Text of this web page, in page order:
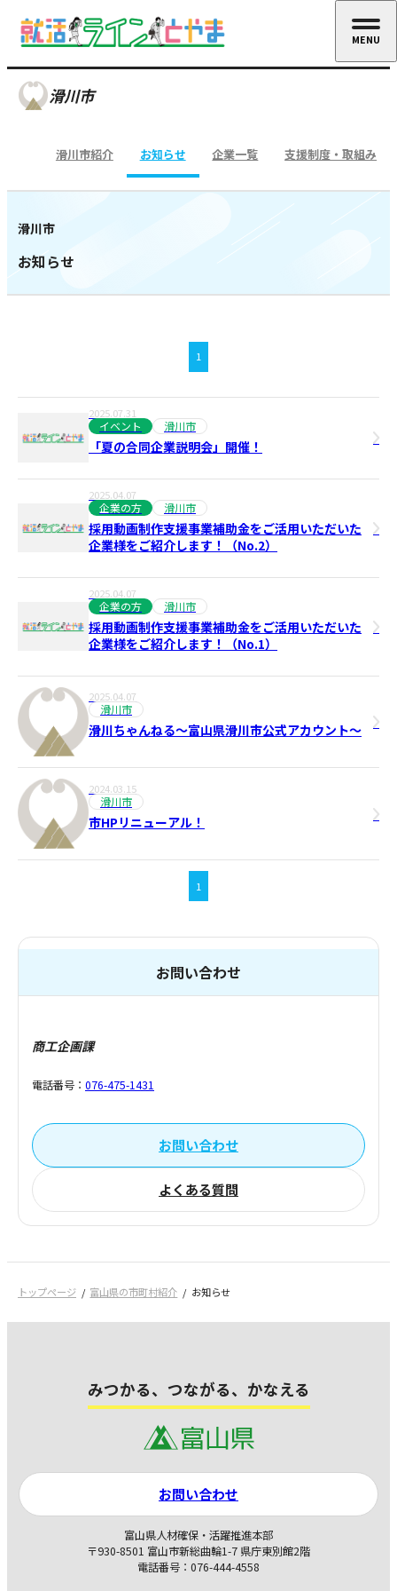
滑川市
滑川市紹介 お知らせ 企業一覧 支援制度・取組み
滑川市
お知らせ
1
2025.07.31
イベント 滑川市
「夏の合同企業説明会」開催！
2025.04.07
企業の方 滑川市
採用動画制作支援事業補助金をご活用いただいた
企業様をご紹介します！（No.2）
2025.04.07
企業の方 滑川市
採用動画制作支援事業補助金をご活用いただいた
企業様をご紹介します！（No.1）
2025.04.07
滑川市
滑川ちゃんねる～富山県滑川市公式アカウント～
2024.03.15
滑川市
市HPリニューアル！
1
お問い合わせ
商工企画課
電話番号： 076-475-1431
お問い合わせ
よくある質問
トップページ 富山県の市町村紹介 お知らせ
みつかる、つながる、かなえる
富山県人材確保・活躍推進本部
〒930-8501 富山市新総曲輪1-7 県庁東別館2階
電話番号：076-444-4558
お問い合わせ
MENU